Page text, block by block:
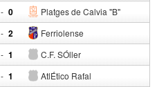
- Platges de Calvia "B"
0
- Ferriolense
2
- C.F. SÓller
1
- AtlÉtico Rafal
1